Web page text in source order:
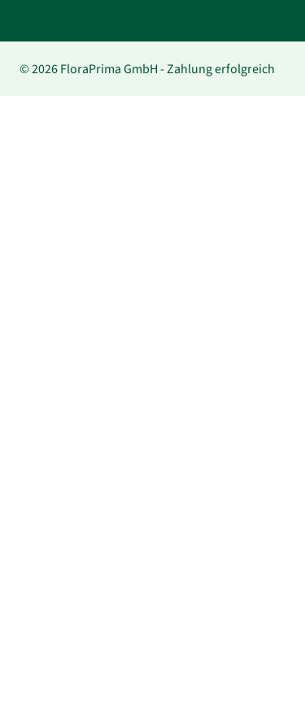
© 2026 FloraPrima GmbH - Zahlung erfolgreich